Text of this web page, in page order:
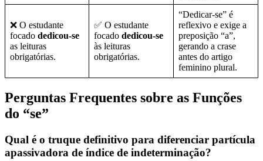
❌ O estudante
focado dedicou-se
as leituras
obrigatórias.
✅ O estudante
focado dedicou-se
às leituras
obrigatórias.
“Dedicar-se” é
reflexivo e exige a
preposição “a”,
gerando a crase
antes do artigo
feminino plural.
Perguntas Frequentes sobre as Funções
do “se”
Qual é o truque definitivo para diferenciar partícula
apassivadora de índice de indeterminação?